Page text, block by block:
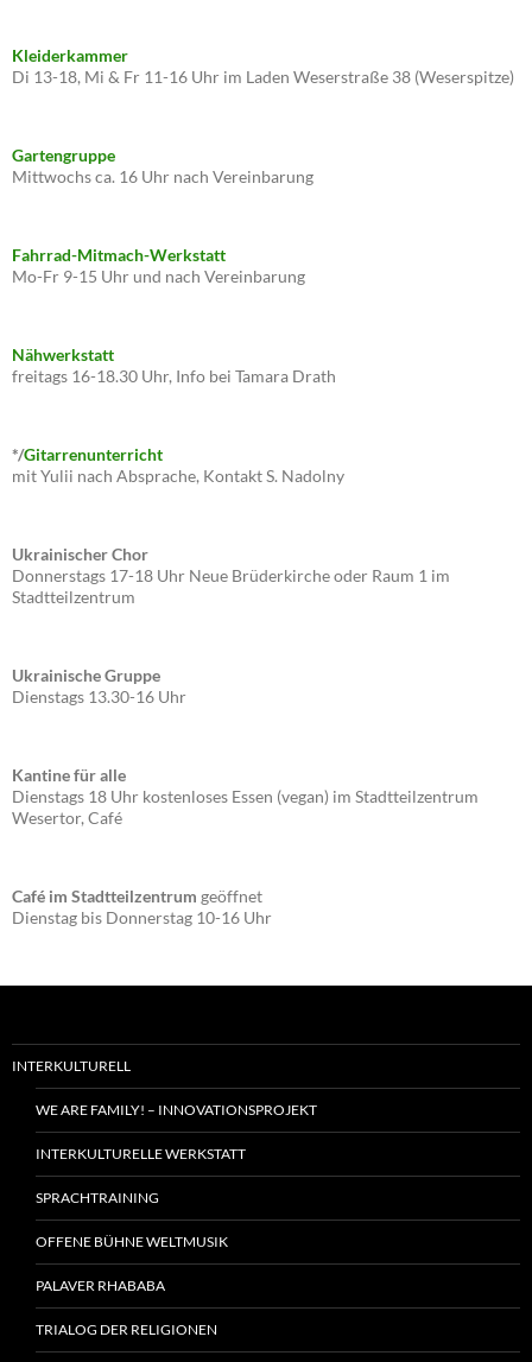
Kleiderkammer
Di 13-18, Mi & Fr 11-16 Uhr im Laden Weserstraße 38 (Weserspitze)
Gartengruppe
Mittwochs ca. 16 Uhr nach Vereinbarung
Fahrrad-Mitmach-Werkstatt
Mo-Fr 9-15 Uhr und nach Vereinbarung
Nähwerkstatt
freitags 16-18.30 Uhr, Info bei Tamara Drath
*/Gitarrenunterricht
mit Yulii nach Absprache, Kontakt S. Nadolny
Ukrainischer Chor
Donnerstags 17-18 Uhr Neue Brüderkirche oder Raum 1 im
Stadtteilzentrum
Ukrainische Gruppe
Dienstags 13.30-16 Uhr
Kantine für alle
Dienstags 18 Uhr kostenloses Essen (vegan) im Stadtteilzentrum
Wesertor, Café
Café im Stadtteilzentrum geöffnet
Dienstag bis Donnerstag 10-16 Uhr
INTERKULTURELL
WE ARE FAMILY! – INNOVATIONSPROJEKT
INTERKULTURELLE WERKSTATT
SPRACHTRAINING
OFFENE BÜHNE WELTMUSIK
PALAVER RHABABA
TRIALOG DER RELIGIONEN